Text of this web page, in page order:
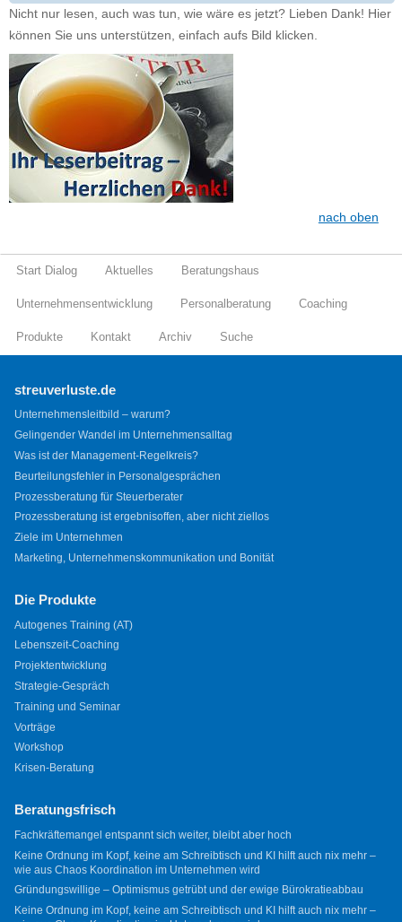
Nicht nur lesen, auch was tun, wie wäre es jetzt? Lieben Dank! Hier
können Sie uns unterstützen, einfach aufs Bild klicken.
nach oben
Start Dialog Aktuelles Beratungshaus
Unternehmensentwicklung Personalberatung Coaching
Produkte Kontakt Archiv Suche
streuverluste.de
Unternehmensleitbild – warum?
Gelingender Wandel im Unternehmensalltag
Was ist der Management-Regelkreis?
Beurteilungsfehler in Personalgesprächen
Prozessberatung für Steuerberater
Prozessberatung ist ergebnisoffen, aber nicht ziellos
Ziele im Unternehmen
Marketing, Unternehmenskommunikation und Bonität
Die Produkte
Autogenes Training (AT)
Lebenszeit-Coaching
Projektentwicklung
Strategie-Gespräch
Training und Seminar
Vorträge
Workshop
Krisen-Beratung
Beratungsfrisch
Fachkräftemangel entspannt sich weiter, bleibt aber hoch
Keine Ordnung im Kopf, keine am Schreibtisch und KI hilft auch nix mehr –
wie aus Chaos Koordination im Unternehmen wird
Gründungswillige – Optimismus getrübt und der ewige Bürokratieabbau
Keine Ordnung im Kopf, keine am Schreibtisch und KI hilft auch nix mehr –